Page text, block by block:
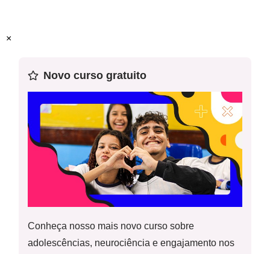
escravidão moderna e suas distinções em relação ao
escravismo antigo e à servidão medieval.
Palavras-chave: Insira aqui palavras que os professores
que irão dar essa aula podem buscar no Google para
encontrá-la.
×
Novo curso gratuito
Conheça nosso mais novo curso sobre
adolescências, neurociência e engajamento nos